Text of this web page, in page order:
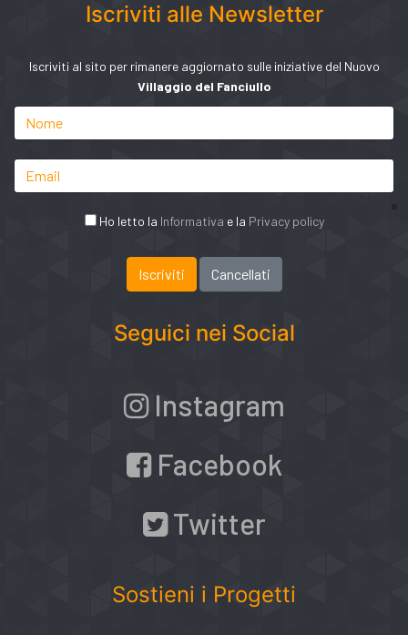
Iscriviti alle Newsletter
Iscriviti al sito per rimanere aggiornato sulle iniziative del Nuovo
Villaggio del Fanciullo
Ho letto la Informativa e la Privacy policy
Seguici nei Social
Instagram
Facebook
Twitter
Sostieni i Progetti